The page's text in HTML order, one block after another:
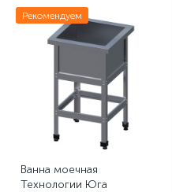
Рекомендуем
Ванна моечная
Технологии Юга